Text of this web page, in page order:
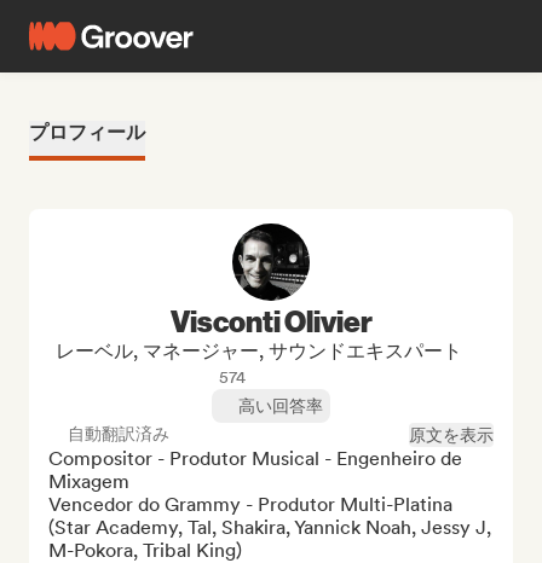
プロフィール
Visconti Olivier
レーベル, マネージャー, サウンドエキスパート
574
高い回答率
自動翻訳済み
原文を表示
Compositor - Produtor Musical - Engenheiro de
Mixagem
Vencedor do Grammy - Produtor Multi-Platina
(Star Academy, Tal, Shakira, Yannick Noah, Jessy J,
M-Pokora, Tribal King)